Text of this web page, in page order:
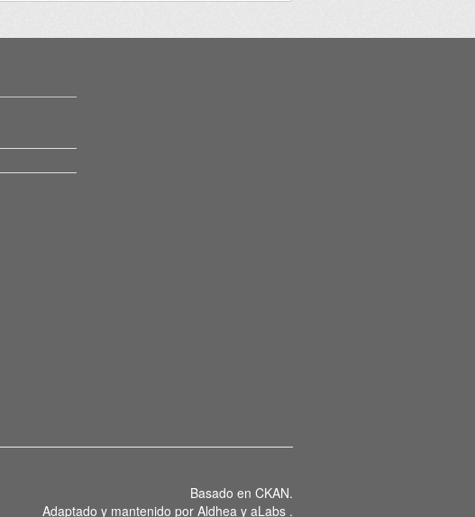
Basado en CKAN.
Adaptado y mantenido por Aldhea y aLabs .